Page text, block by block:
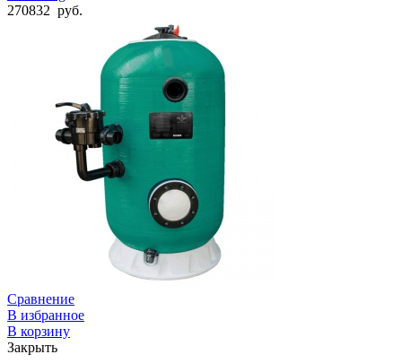
270832 руб.
Сравнение
В избранное
В корзину
Закрыть